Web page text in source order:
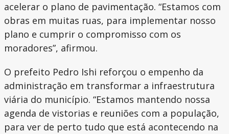
acelerar o plano de pavimentação. “Estamos com
obras em muitas ruas, para implementar nosso
plano e cumprir o compromisso com os
moradores”, afirmou.
O prefeito Pedro Ishi reforçou o empenho da
administração em transformar a infraestrutura
viária do município. “Estamos mantendo nossa
agenda de vistorias e reuniões com a população,
para ver de perto tudo que está acontecendo na